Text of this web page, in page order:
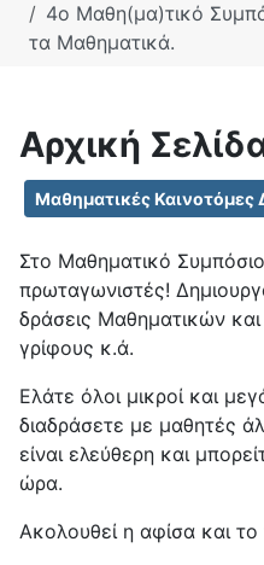
4o Μαθη(μα)τικό
τα Μαθηματικά.
Αρχική
Μαθηματικές Καινοτόμες
Στο Μαθηματικό
πρωταγωνιστές!
δράσεις Μαθηματικών και
γρίφους κ.ά.
Ελάτε όλοι μικροί και
διαδράσετε με μαθητές
είναι ελεύθερη και
ώρα.
Ακολουθεί η αφίσα και